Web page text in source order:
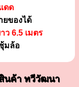
ดด
ของได้
ว 6.5 เมตร
มล้อ
นค้า ทวีวัฒนา